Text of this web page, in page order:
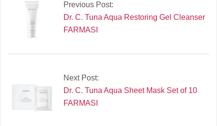
Previous Post:
Dr. C. Tuna Aqua Restoring Gel Cleanser
FARMASI
Next Post:
Dr. C. Tuna Aqua Sheet Mask Set of 10
FARMASI